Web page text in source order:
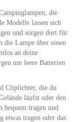
die
Modelle lassen sich
und sorgen dort für
die Lampe über einen
an deine
um leere Batterien
Cliplichter, die du
läufst oder den
bequem tragen und
tragen oder das